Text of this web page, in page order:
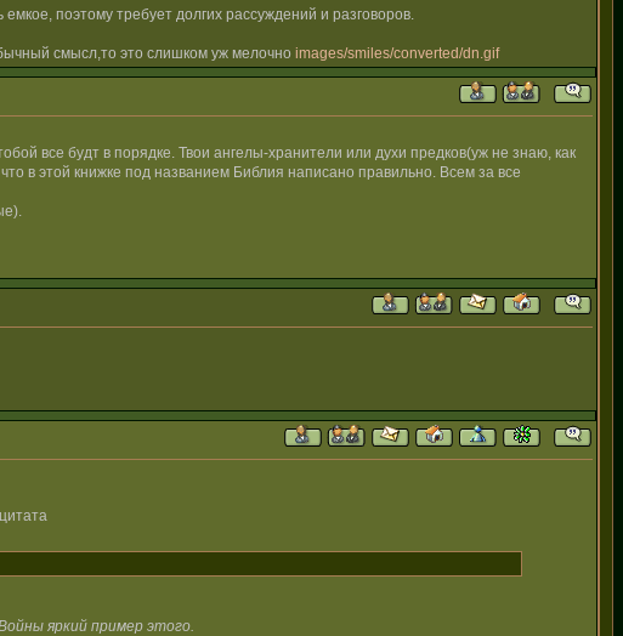
поэтому требует долгих рассуждений и разговоров.
смысл,то это слишком уж мелочно images/smiles/converted/dn.gif
все будт в порядке. Твои ангелы-хранители или духи предков(уж не знаю, как
в этой книжке под названием Библия написано правильно. Всем за все
яркий пример этого.